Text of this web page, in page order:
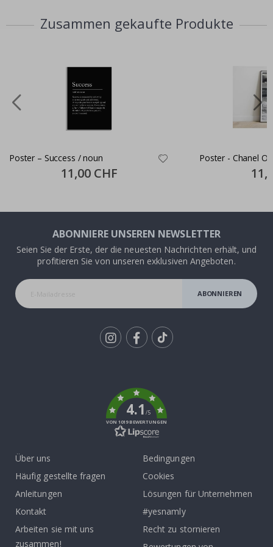
Zusammen gekaufte Produkte
Poster – Success / noun
Special
Price
11,00 CHF
Poster - Chanel
Price
ABONNIERE UNSEREN NEWSLETTER
Seien Sie der Erste, der die neuesten Nachrichten erhält, und
profitieren Sie von unseren exklusiven Angeboten.
ABONNIEREN
4.1/5
VON 1019 BEWERTUNGEN
Über uns
Häufig gestellte fragen
Anleitungen
Kontakt
Arbeiten sie mit uns
zusammen!
Bedingungen
Cookies
Lösungen für Unternehmen
#yesnamly
Recht zu stornieren